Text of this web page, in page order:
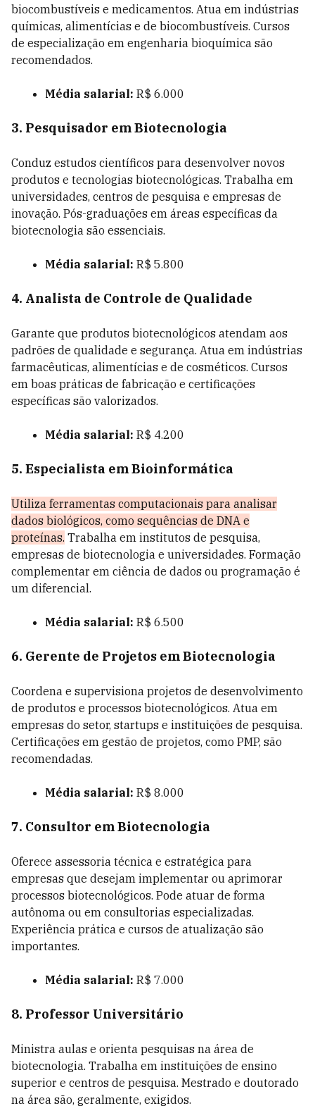
biocombustíveis e medicamentos. Atua em indústrias
químicas, alimentícias e de biocombustíveis. Cursos
de especialização em engenharia bioquímica são
recomendados.
Média salarial: R$ 6.000
3. Pesquisador em Biotecnologia
Conduz estudos científicos para desenvolver novos
produtos e tecnologias biotecnológicas. Trabalha em
universidades, centros de pesquisa e empresas de
inovação. Pós-graduações em áreas específicas da
biotecnologia são essenciais.
Média salarial: R$ 5.800
4. Analista de Controle de Qualidade
Garante que produtos biotecnológicos atendam aos
padrões de qualidade e segurança. Atua em indústrias
farmacêuticas, alimentícias e de cosméticos. Cursos
em boas práticas de fabricação e certificações
específicas são valorizados.
Média salarial: R$ 4.200
5. Especialista em Bioinformática
Utiliza ferramentas computacionais para analisar
dados biológicos, como sequências de DNA e
proteínas. Trabalha em institutos de pesquisa,
empresas de biotecnologia e universidades. Formação
complementar em ciência de dados ou programação é
um diferencial.
Média salarial: R$ 6.500
6. Gerente de Projetos em Biotecnologia
Coordena e supervisiona projetos de desenvolvimento
de produtos e processos biotecnológicos. Atua em
empresas do setor, startups e instituições de pesquisa.
Certificações em gestão de projetos, como PMP, são
recomendadas.
Média salarial: R$ 8.000
7. Consultor em Biotecnologia
Oferece assessoria técnica e estratégica para
empresas que desejam implementar ou aprimorar
processos biotecnológicos. Pode atuar de forma
autônoma ou em consultorias especializadas.
Experiência prática e cursos de atualização são
importantes.
Média salarial: R$ 7.000
8. Professor Universitário
Ministra aulas e orienta pesquisas na área de
biotecnologia. Trabalha em instituições de ensino
superior e centros de pesquisa. Mestrado e doutorado
na área são, geralmente, exigidos.